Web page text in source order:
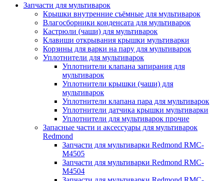
Запчасти для мультиварок
Крышки внутренние съёмные для мультиварок
Влагосборники конденсата для мультиварок
Кастрюли (чаши) для мультиварок
Клавиши открывания крышки мультиварки
Корзины для варки на пару для мультиварок
Уплотнители для мультиварок
Уплотнители клапана запирания для
мультиварок
Уплотнители крышки (чаши) для
мультиварок
Уплотнители клапана пара для мультиварок
Уплотнители датчика крышки мультиварки
Уплотнители для мультиварок прочие
Запасные части и аксессуары для мультиварок
Redmond
Запчасти для мультиварки Redmond RMC-
M4505
Запчасти для мультиварки Redmond RMC-
M4504